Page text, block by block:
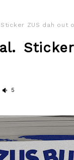
Sticker ZUS dah out
5